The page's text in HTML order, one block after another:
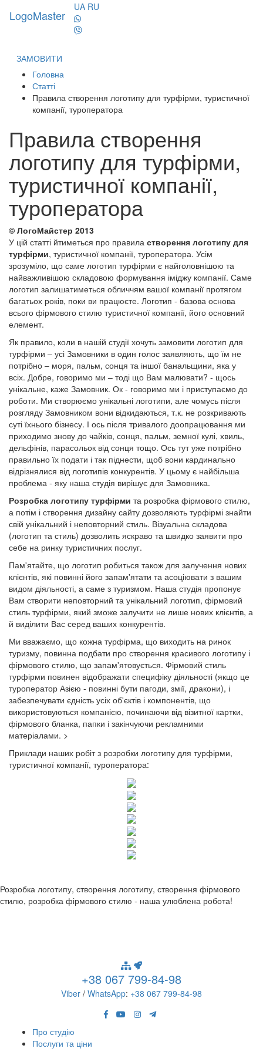
LogoMaster
UA RU
ЗАМОВИТИ
Головна
Статті
Правила створення логотипу для турфірми, туристичної
компанії, туроператора
Правила створення
логотипу для турфірми,
туристичної компанії,
туроператора
© ЛогоМайстер 2013
У цій статті йтиметься про правила створення логотипу для
турфірми, туристичної компанії, туроператора. Усім
зрозуміло, що саме логотип турфірми є найголовнішою та
найважливішою складовою формування іміджу компанії. Саме
логотип залишатиметься обличчям вашої компанії протягом
багатьох років, поки ви працюєте. Логотип - базова основа
всього фірмового стилю туристичної компанії, його основний
елемент.
Як правило, коли в нашій студії хочуть замовити логотип для
турфірми – усі Замовники в один голос заявляють, що їм не
потрібно – моря, пальм, сонця та іншої банальщини, яка у
всіх. Добре, говоримо ми – тоді що Вам малювати? - щось
унікальне, каже Замовник. Ок - говоримо ми і приступаємо до
роботи. Ми створюємо унікальні логотипи, але чомусь після
розгляду Замовником вони відкидаються, т.к. не розкривають
суті їхнього бізнесу. І ось після тривалого доопрацювання ми
приходимо знову до чайків, сонця, пальм, земної кулі, хвиль,
дельфінів, парасольок від сонця тощо. Ось тут уже потрібно
правильно їх подати і так піднести, щоб вони кардинально
відрізнялися від логотипів конкурентів. У цьому є найбільша
проблема - яку наша студія вирішує для Замовника.
Розробка логотипу турфірми та розробка фірмового стилю,
а потім і створення дизайну сайту дозволяють турфірмі знайти
свій унікальний і неповторний стиль. Візуальна складова
(логотип та стиль) дозволить яскраво та швидко заявити про
себе на ринку туристичних послуг.
Пам'ятайте, що логотип робиться також для залучення нових
клієнтів, які повинні його запам'ятати та асоціювати з вашим
видом діяльності, а саме з туризмом. Наша студія пропонує
Вам створити неповторний та унікальний логотип, фірмовий
стиль турфірми, який зможе залучити не лише нових клієнтів, а
й виділити Вас серед ваших конкурентів.
Ми вважаємо, що кожна турфірма, що виходить на ринок
туризму, повинна подбати про створення красивого логотипу і
фірмового стилю, що запам'ятовується. Фірмовий стиль
турфірми повинен відображати специфіку діяльності (якщо це
туроператор Азією - повинні бути пагоди, змії, дракони), і
забезпечувати єдність усіх об'єктів і компонентів, що
використовуються компанією, починаючи від візитної картки,
фірмового бланка, папки і закінчуючи рекламними
матеріалами. >
Приклади наших робіт з розробки логотипу для турфірми,
туристичної компанії, туроператора:
Розробка логотипу, створення логотипу, створення фірмового
стилю, розробка фірмового стилю - наша улюблена робота!
+38 067 799-84-98
Viber / WhatsApp: +38 067 799-84-98
Про студію
Послуги та ціни